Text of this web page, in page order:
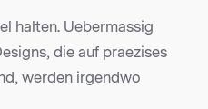
halten. Uebermassig
die auf praezises
werden irgendwo